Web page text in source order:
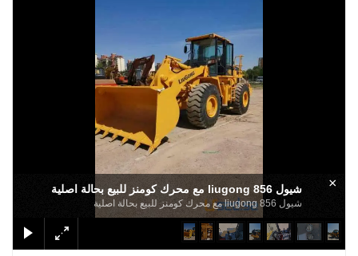
شيول liugong 856 مع محرك كومنز للبيع بحالة اصلية
شيول liugong 856 مع محرك كومنز للبيع بحالة اصلية
×